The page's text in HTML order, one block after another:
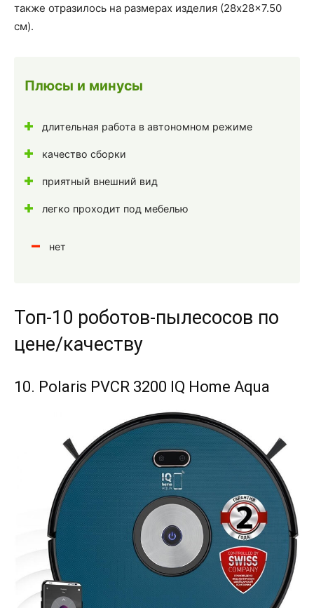
также отразилось на размерах изделия (28x28x7.50
см).
Плюсы и минусы
длительная работа в автономном режиме
качество сборки
приятный внешний вид
легко проходит под мебелью
нет
Топ-10 роботов-пылесосов по
цене/качеству
10. Polaris PVCR 3200 IQ Home Aqua